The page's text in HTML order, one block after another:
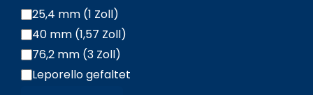
Kern
Etikettenrolle
/
25,4 mm (1 Zoll)
40 mm (1,57 Zoll)
76,2 mm (3 Zoll)
Leporello gefaltet